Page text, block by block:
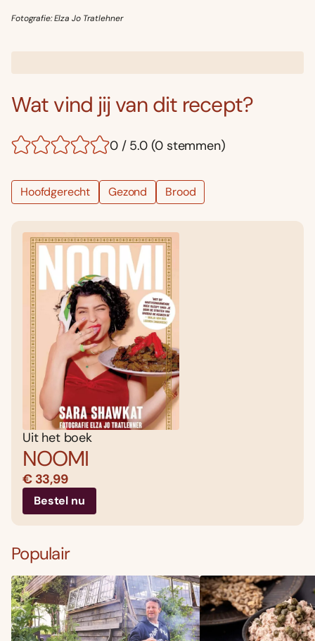
Fotografie: Elza Jo Tratlehner
Wat vind jij van dit recept?
0 / 5.0 (0 stemmen)
Hoofdgerecht Gezond Brood
Uit het boek
NOOMI
€ 33,99
Bestel nu
Populair